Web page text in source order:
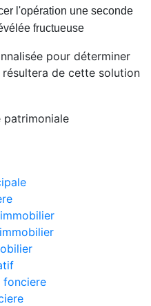
fonciere
l'opération une seconde
fructueuse
pour déterminer
de cette solution